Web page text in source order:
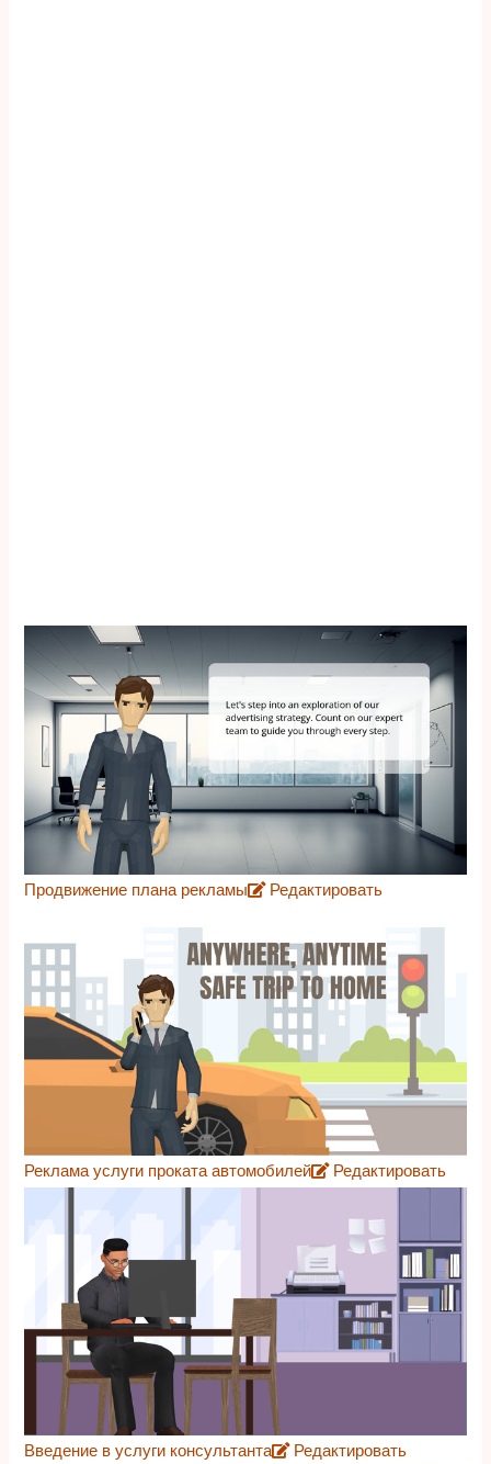
Продвижение плана рекламы Редактировать
Реклама услуги проката автомобилей Редактировать
Введение в услуги консультанта Редактировать